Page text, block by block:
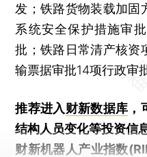
发；铁路货物装载加固
系统安全保护措施审
批；铁路日常清产核资
输票据审批14项行政审
推荐进入财新数据库
结构人员变化等投资信息
财新机器人产业指数